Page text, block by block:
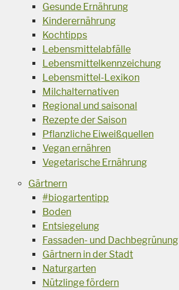
Gesunde Ernährung
Kinderernährung
Kochtipps
Lebensmittelabfälle
Lebensmittelkennzeichung
Lebensmittel-Lexikon
Milchalternativen
Regional und saisonal
Rezepte der Saison
Pflanzliche Eiweißquellen
Vegan ernähren
Vegetarische Ernährung
Gärtnern
#biogartentipp
Boden
Entsiegelung
Fassaden- und Dachbegrünung
Gärtnern in der Stadt
Naturgarten
Nützlinge fördern